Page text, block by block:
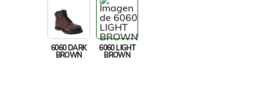
6060 DARK
BROWN
6060 LIGHT
BROWN